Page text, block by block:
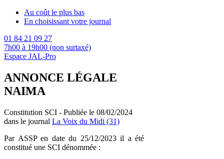
Au coût le plus bas
En choisissant votre journal
01 84 21 09 27
7h00 à 19h00 (non surtaxé)
Espace JAL-Pro
ANNONCE LÉGALE
NAIMA
Constitution SCI - Publiée le 08/02/2024
dans le journal La Voix du Midi (31)
Par ASSP en date du 25/12/2023 il a été
constitué une SCI dénommée :